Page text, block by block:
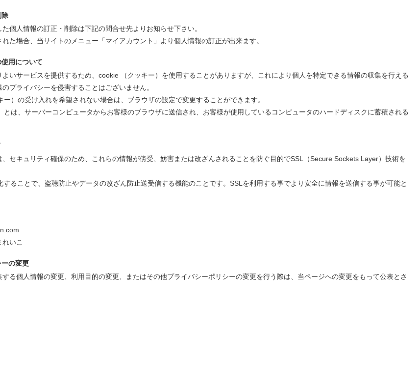
除
個人情報の訂正・削除は下記の問合せ先よりお知らせ下さい。
れた場合、当サイトのメニュー「マイアカウント」より個人情報の訂正が出来ます。
用について
いサービスを提供するため、cookie （クッキー）を使用することがありますが、これにより個人を特定できる情報の収集を行える
プライバシーを侵害することはございません。
ー）の受け入れを希望されない場合は、ブラウザの設定で変更することができます。
は、サーバーコンピュータからお客様のブラウザに送信され、お客様が使用しているコンピュータのハードディスクに蓄積される
セキュリティ確保のため、これらの情報が傍受、妨害または改ざんされることを防ぐ目的でSSL（Secure Sockets Layer）技術を
ることで、盗聴防止やデータの改ざん防止送受信する機能のことです。SSLを利用する事でより安全に情報を送信する事が可能と
いこ
の変更
る個人情報の変更、利用目的の変更、またはその他プライバシーポリシーの変更を行う際は、当ページへの変更をもって公表とさ